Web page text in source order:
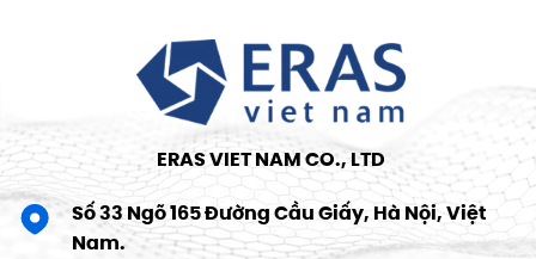
ERAS VIET NAM CO., LTD
Số 33 Ngõ 165 Đường Cầu Giấy, Hà Nội, Việt
Nam.